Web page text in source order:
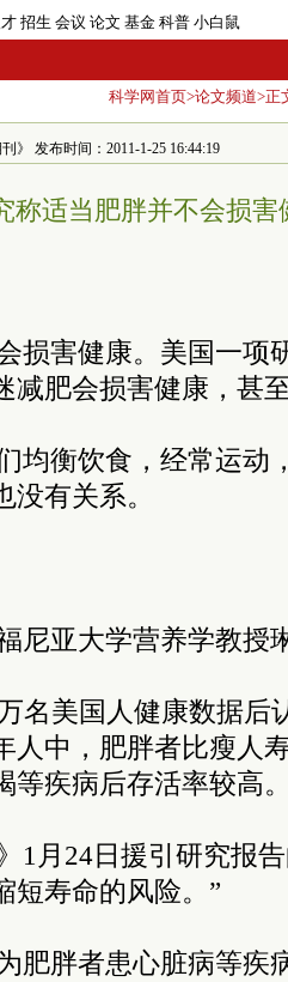
招生 会议 论文 基金 科普 小白鼠
科学网首页>论文频道>正
》 发布时间：2011-1-25 16:44:19
称适当肥胖并不会损害
损害健康。美国一项
减肥会损害健康，甚
均衡饮食，经常运动
有关系。
尼亚大学营养学教授
名美国人健康数据后
人中，肥胖者比瘦人
等疾病后存活率较高
1月24日援引研究报
短寿命的风险。”
肥胖者患心脏病等疾